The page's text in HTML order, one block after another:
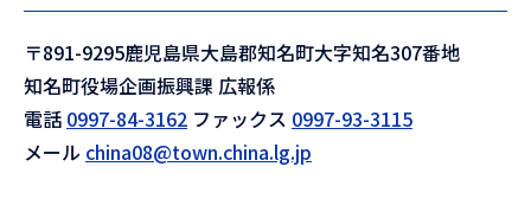
〒891-9295鹿児島県大島郡知名町大字知名307番地
知名町役場企画振興課 広報係
電話 0997-84-3162 ファックス 0997-93-3115
メール china08@town.china.lg.jp